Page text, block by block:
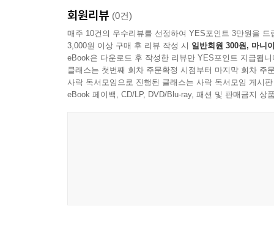
회원리뷰 (0건)
매주 10건의 우수리뷰를 선정하여 YES포인트 3만원을 드
3,000원 이상 구매 후 리뷰 작성 시 일반회원 300원, 마니
eBook은 다운로드 후 작성한 리뷰만 YES포인트 지급됩니
클래스는 첫번째 회차 주문확정 시점부터 마지막 회차 주
사락 독서모임으로 진행된 클래스는 사락 독서모임 게시
eBook 페이백, CD/LP, DVD/Blu-ray, 패션 및 판매금지 상